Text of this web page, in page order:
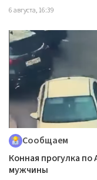
6 августа, 16:39
Сообщаем
Конная прогулка
мужчины